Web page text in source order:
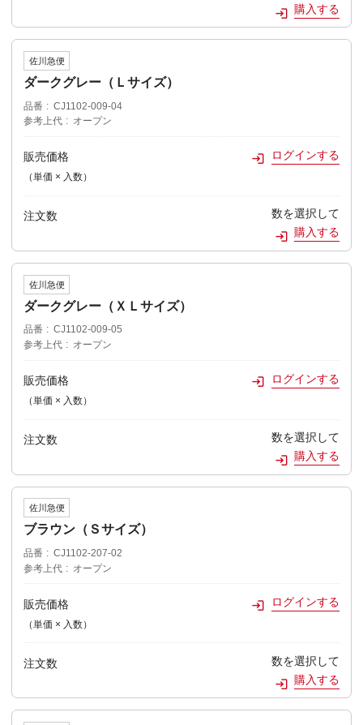
購入する
佐川急便
ダークグレー（Ｌサイズ）
品番
CJ1102-009-04
参考上代
オープン
販売価格
（単価 × 入数）
ログインする
注文数
数を選択して
購入する
佐川急便
ダークグレー（ＸＬサイズ）
品番
CJ1102-009-05
参考上代
オープン
販売価格
（単価 × 入数）
ログインする
注文数
数を選択して
購入する
佐川急便
ブラウン（Ｓサイズ）
品番
CJ1102-207-02
参考上代
オープン
販売価格
（単価 × 入数）
ログインする
注文数
数を選択して
購入する